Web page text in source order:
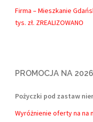
Firma – Mieszkanie
tys. zł. ZREALIZOWANO
PROMOCJA NA
Pożyczki pod zastaw
Wyróżnienie oferty na na